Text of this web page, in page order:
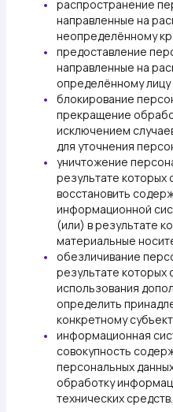
распространение
направленные на
неопределённому
предоставление
направленные на
определённому лицу
блокирование
прекращение
исключением
для уточнения
уничтожение
результате
восстановить
информационной
(или) в результате
материальные
обезличивание
результате
использования
определить
конкретному
информационная
совокупность
персональных
обработку
технических средств.